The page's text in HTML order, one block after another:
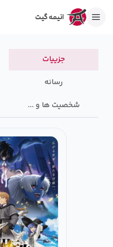
جزییات
رسانه‌
شخصیت ها و ...